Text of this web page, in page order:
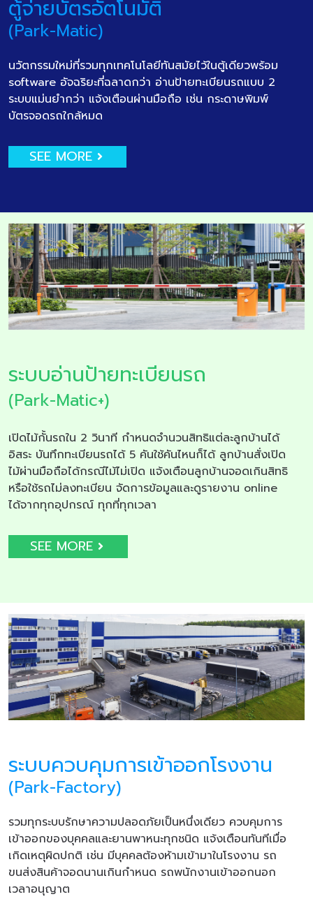
ตู้จ่ายบัตรอัตโนมัติ
(Park-Matic)
นวัตกรรมใหม่ที่รวมทุกเทคโนโลยีทันสมัยไว้ในตู้เดียวพร้อม
software อัจฉริยะที่ฉลาดกว่า อ่านป้ายทะเบียนรถแบบ 2
ระบบแม่นยำกว่า แจ้งเตือนผ่านมือถือ เช่น กระดาษพิมพ์
บัตรจอดรถใกล้หมด
SEE MORE
ระบบอ่านป้ายทะเบียนรถ
(Park-Matic+)
เปิดไม้กั้นรถใน 2 วินาที กำหนดจำนวนสิทธิแต่ละลูกบ้านได้
อิสระ บันทึกทะเบียนรถได้ 5 คันใช้คันไหนก็ได้ ลูกบ้านสั่งเปิด
ไม้ผ่านมือถือได้กรณีไม้ไม่เปิด แจ้งเตือนลูกบ้านจอดเกินสิทธิ
หรือใช้รถไม่ลงทะเบียน จัดการข้อมูลและดูรายงาน online
ได้จากทุกอุปกรณ์ ทุกที่ทุกเวลา
SEE MORE
ระบบควบคุมการเข้าออกโรงงาน
(Park-Factory)
รวมทุกระบบรักษาความปลอดภัยเป็นหนึ่งเดียว ควบคุมการ
เข้าออกของบุคคลและยานพาหนะทุกชนิด แจ้งเตือนทันทีเมื่อ
เกิดเหตุผิดปกติ เช่น มีบุคคลต้องห้ามเข้ามาในโรงงาน รถ
ขนส่งสินค้าจอดนานเกินกำหนด รถพนักงานเข้าออกนอก
เวลาอนุญาต